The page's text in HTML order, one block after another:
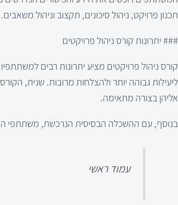
תכנון פרויקט, ניהול סיכונים, תקצוב וניהול משאבים.
### יתרונות קורס ניהול פרויקטים
קורס ניהול פרויקטים מציע יתרונות רבים
ליעילות גבוהה יותר ולהצלחות מרובות. שנית,
אליהן בצורה מתאימה.
בנוסף, עם ההשכלה הבסיסית הנרכשת, משתתפי
עמוד ראשי